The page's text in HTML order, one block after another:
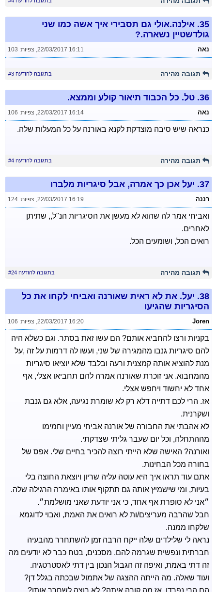
35. אילנה.אולי גם תסבירי איך אשה כמו שני
גולדשטיין נשארה.?
נאה 22/03/2017 16:11
, צפיות: 103
תגובה מהירה בתגובה להודעה #3
36. טל. כל הכבוד תיאור קולע וממצא.
נאה 22/03/2017 16:14
, צפיות: 106
כנראה שיש סיבה מוצדקת לקנא באורנה על כל המעלות שלה.
תגובה מהירה בתגובה להודעה #4
37. יעל אכן כך אמרה, אבל סיגריות מלברו
רננה 22/03/2017 16:19
, צפיות: 124
ואביחי אמר לה שהוא לא מעשן את הסיגריות הנ"ל,, שתיתן
לאחרים.
רואים הכל, ושומעים הכל.
תגובה מהירה בתגובה להודעה #24
38. יעל. את לא ראית שאורנה ואביחי לקחו את כל
הסיגריות שהגיעו
Joren
22/03/2017 16:20
, צפיות: 106
בקניות ורצו להחביא אותם? הם עשו זאת בסתר. וגם כשלא היה
להם סיגריות גנבו מהמגירה של שני, ועשו לה דרמות על זה ,על
מנת להוציא אותה קמצנית ורעה ובלבד שלא יוציאו סיגריות
מהמחבוא. אני זוכרת שאורנה אמרה להם תחביאו אצלי, אף
אחד לא יחשוד ויחפש אצלי.
אז. הרי לכם דתייה דלא רק לא שומרת נגיעה, אלא גם גנבת
ושקרנית.
לא אהבתי את החבורה של אורנה אביחי מעיין וחמימו
מההתחלה, וכל יום שעבר גליתי שצדקתי.
ואורנה? האישה שלא הייתי רוצה להכיר בחיים שלי. אפס של
בחורה מכל הבחינות.
אתם עוד תראו איך היא עוטה עליה שריון ויוצאת החוצה בלי
בעיות, ומי שישמיץ אותה גם תתקוף אותו באימרה הרגילה שלה.
״אני לא סופרת אף אחד, כי אני יודעת שאני מושלמת״.
חבל שהרבה מעריצים/ות לא רואים את האמת, ואבוי לדוגמא
שלקחו ממנה.
נראה לי שלילדים שלה ייקח הרבה זמן להשתחרר מהבעיה
חברתית ונפשית שגרמה להם. מסכנים, בטח כבר לא יודעים מה
זה דתי באמת, ואיפה זה הגבול הנכון בין דתי לאסטרטגיה.
ועוד שאלה. מה הייתה ההצגה של אתמול שבכתה בגלל דן?